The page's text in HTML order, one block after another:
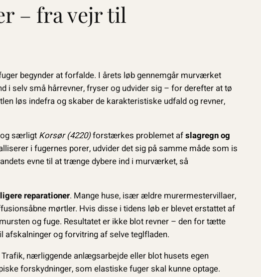
– fra vejr til
begynder at forfalde. I årets løb gennemgår murværket
i selv små hårrevner, fryser og udvider sig – for derefter at tø
løs indefra og skaber de karakteristiske udfald og revner,
særligt Korsør (4220)forstærkes problemet afslagregn og
i fugernes porer, udvider det sig på samme måde som is
evne til at trænge dybere ind i murværket, så
reparationer. Mange huse, især ældre murermestervillaer,
mørtler. Hvis disse i tidens løb er blevet erstattet af
og fuge. Resultatet er ikke blot revner – den for tætte
og forvitring af selve teglfladen.
nærliggende anlægsarbejde eller blot husets egen
forskydninger, som elastiske fuger skal kunne optage.